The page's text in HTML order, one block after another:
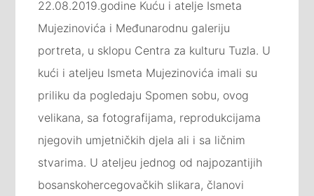
22.08.2019.godine Kuću i atelje Ismeta
Mujezinovića i Međunarodnu galeriju
portreta, u sklopu Centra za kulturu Tuzla. U
kući i ateljeu Ismeta Mujezinovića imali su
priliku da pogledaju Spomen sobu, ovog
velikana, sa fotografijama, reprodukcijama
njegovih umjetničkih djela ali i sa ličnim
stvarima. U ateljeu jednog od najpozantijih
bosanskohercegovačkih slikara, članovi